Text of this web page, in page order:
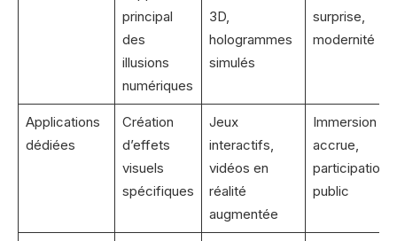
principal
des
illusions
numériques
3D,
hologrammes
simulés
surprise,
modernité
Applications
dédiées
Création
d’effets
visuels
spécifiques
Jeux
interactifs,
vidéos en
réalité
augmentée
Immersion
accrue,
participation
public